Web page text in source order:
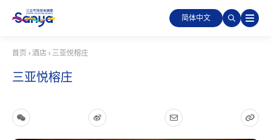
简体中文
首页 › 酒店 › 三亚悦榕庄
三亚悦榕庄